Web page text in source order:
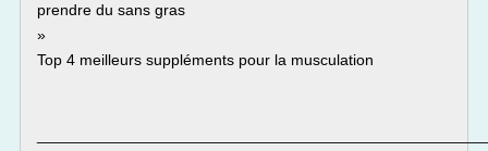
prendre du sans gras
»
Top 4 meilleurs suppléments pour la musculation